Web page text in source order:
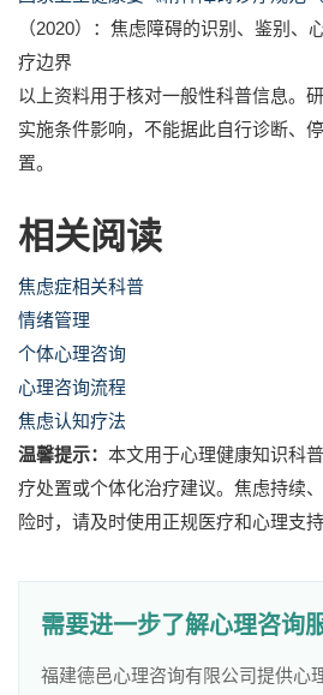
（2020）：焦虑障碍的识别、鉴别、
疗边界
以上资料用于核对一般性科普信息。
实施条件影响，不能据此自行诊断、
置。
相关阅读
焦虑症相关科普
情绪管理
个体心理咨询
心理咨询流程
焦虑认知疗法
温馨提示： 本文用于心理健康知识科
疗处置或个体化治疗建议。焦虑持续
险时，请及时使用正规医疗和心理支持
需要进一步了解心理咨询
福建德邑心理咨询有限公司提供心